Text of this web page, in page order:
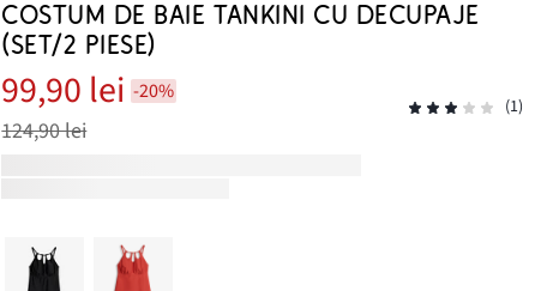
COSTUM DE BAIE TANKINI CU DECUPAJE
(SET/2 PIESE)
99,90 lei -20%
124,90 lei
(1)